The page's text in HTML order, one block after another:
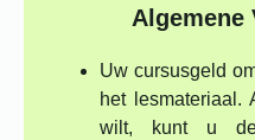
Algemene
Uw cursusgeld
het lesmateriaal.
wilt, kunt u